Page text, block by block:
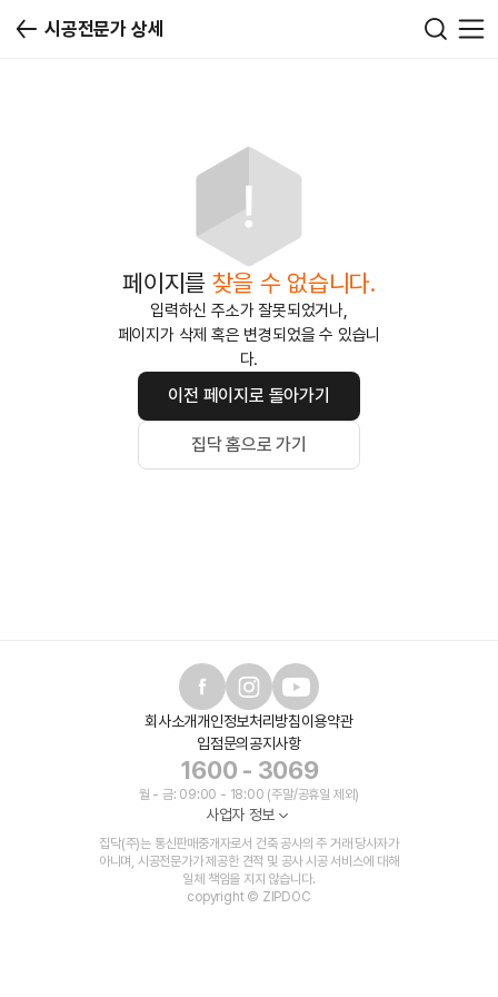
시공전문가 상세
페이지를 찾을 수 없습니다.
입력하신 주소가 잘못되었거나,
페이지가 삭제 혹은 변경되었을 수 있습니
다.
이전 페이지로 돌아가기
집닥 홈으로 가기
회사소개개인정보처리방침이용약관
입점문의 공지사항
1600 - 3069
월 - 금: 09:00 - 18:00 (주말/공휴일 제외)
사업자 정보
집닥(주)는 통신판매중개자로서 건축 공사의 주 거래 당사자가
아니며, 시공전문가가 제공한 견적 및 공사 시공 서비스에 대해
일체 책임을 지지 않습니다.
copyright © ZIPDOC